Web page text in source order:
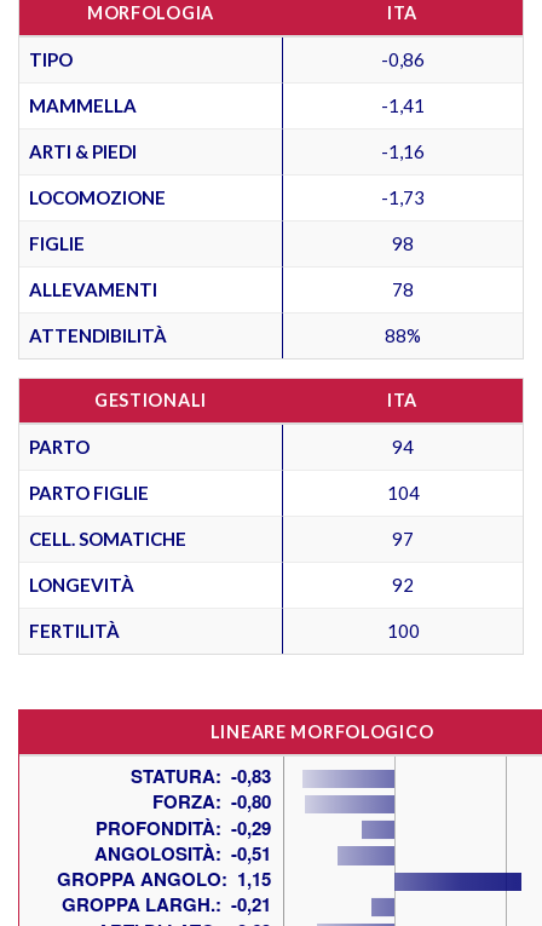
MORFOLOGIA ITA
TIPO -0,86
MAMMELLA -1,41
ARTI & PIEDI -1,16
LOCOMOZIONE -1,73
FIGLIE 98
ALLEVAMENTI 78
ATTENDIBILITÀ 88%
GESTIONALI ITA
PARTO 94
PARTO FIGLIE 104
CELL. SOMATICHE 97
LONGEVITÀ 92
FERTILITÀ 100
LINEARE MORFOLOGICO